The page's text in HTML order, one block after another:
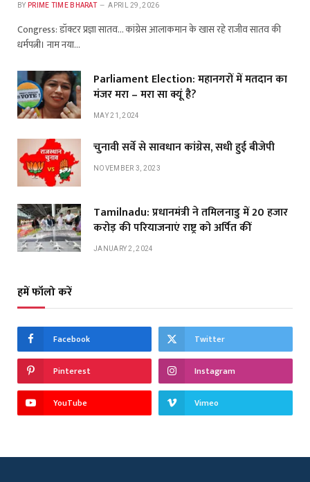
BY PRIME TIME BHARAT APRIL 29, 2026
Congress: डॉक्टर प्रज्ञा सातव… कांग्रेस आलाकमान के खास रहे राजीव सातव की
धर्मपत्नी। नाम नया…
Parliament Election: महानगरों में मतदान का
मंजर मरा – मरा सा क्यूं है?
MAY 21, 2024
चुनावी सर्वे से सावधान कांग्रेस, सधी हुई बीजेपी
NOVEMBER 3, 2023
Tamilnadu: प्रधानमंत्री ने तमिलनाडु में 20 हजार
करोड़ की परियाजनाएं राष्ट्र को अर्पित कीं
JANUARY 2, 2024
हमें फॉलो करें
Facebook Twitter
Pinterest Instagram
YouTube Vimeo